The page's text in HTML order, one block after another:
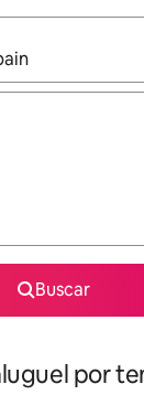
estiverem
Buscar
por